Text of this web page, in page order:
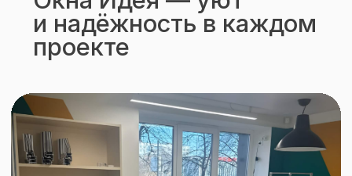
Виды остекления
Контакты
+7 (351) 216-30-10
Челябинск, Комсомольский
проспект, 37
Политика конфиденциальности